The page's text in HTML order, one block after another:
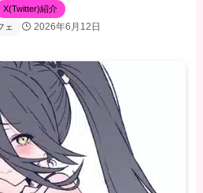
X(Twitter)紹介
ェ 2026年6月12日